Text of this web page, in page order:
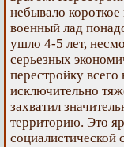
небывало
военный лад
ушло 4-5 лет,
серьезных
перестройку всего
исключительно
захватил
территорию. Это
социалистической